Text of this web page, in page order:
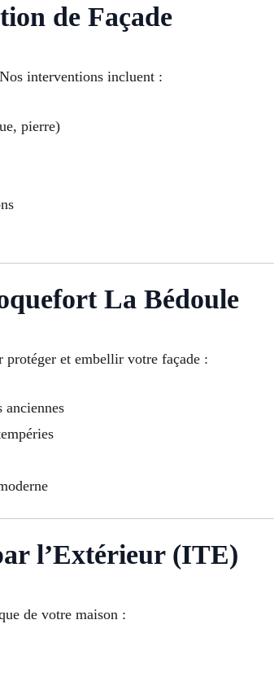
de Façade
interventions incluent :
pierre)
La Bédoule
protéger et embellir votre façade :
anciennes
l’Extérieur (ITE)
de votre maison :